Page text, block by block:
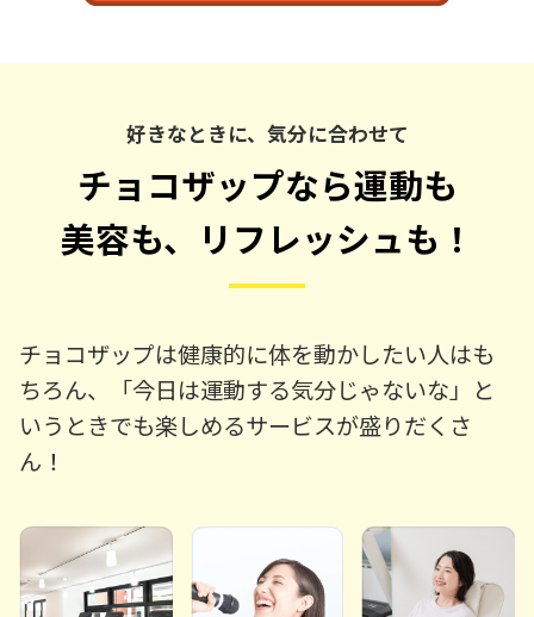
好きなときに、気分に合わせて
チョコザップなら運動も
美容も、リフレッシュも！
チョコザップは健康的に体を動かしたい人はも
ちろん、「今日は運動する気分じゃないな」と
いうときでも楽しめるサービスが盛りだくさ
ん！